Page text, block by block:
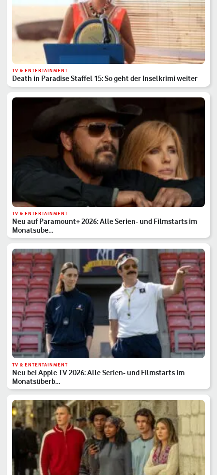
TV & ENTERTAINMENT
Death in Paradise Staffel 15: So geht der Inselkrimi weiter
TV & ENTERTAINMENT
Neu auf Paramount+ 2026: Alle Serien- und Filmstarts im
Monatsübe…
TV & ENTERTAINMENT
Neu bei Apple TV 2026: Alle Serien- und Filmstarts im
Monatsüberb…